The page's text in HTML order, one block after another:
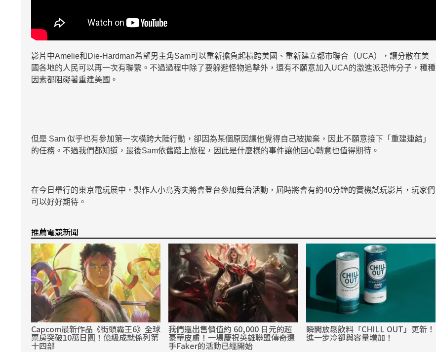
影片中Amelie和Die-Hardman希望男主角Sam可以重新擔負起橫跨美國、重新建立都市聯合（UCA），讓分散在美
國各地的人民可以再一次有聯繫。不過過程中除了要躲避怪物追擊外，還有不願意加入UCA的激進派恐怖分子，種種
因素都阻礙著重建美國。
但是 Sam 似乎也有參加第一次橫跨大陸行動，卻因為某個原因讓他覺得自己被拋棄，因此不願意接下「重建連結」
的任務。不過我們都知道，最後Sam依舊踏上旅程，因此是什麼樣的事件讓他回心轉意也值得期待。
在今日舉行的東京電玩展中，製作人小島秀夫將會登台參加舞台活動，屆時將會有約40分鐘的實機試玩影片，玩家們
可以好好期待。
推薦電競新聞
Capcom最新作品《街頭霸王6》全球
票房突破10萬日圓！億級成就係列第
十四部
我們還出售價值約 60,000 日元的超
豪華皮膚！一場慶祝英雄聯盟傳奇選
手Faker的活動已經開始
瞬間放鬆飲料「CHILL OUT」更新！
進一步冷卻與容量增加！